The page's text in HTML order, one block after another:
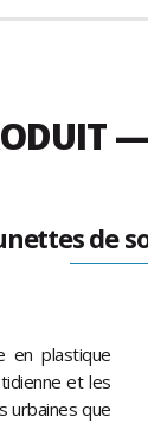
de
en plastique
et les
urbaines que